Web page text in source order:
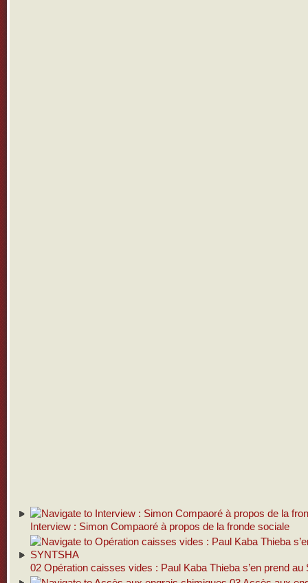
Interview : Simon Compaoré à propos de la fronde sociale
02 Opération caisses vides : Paul Kaba Thieba s’en prend au